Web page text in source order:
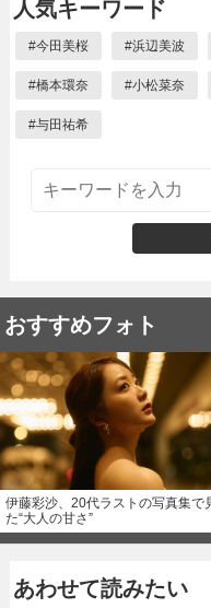
人気キーワード
#今田美桜 #浜辺美波
#橋本環奈 #小松菜奈
#与田祐希
おすすめフォト
伊藤彩沙、20代ラストの写真集で
た“大人の甘さ”
あわせて読みたい